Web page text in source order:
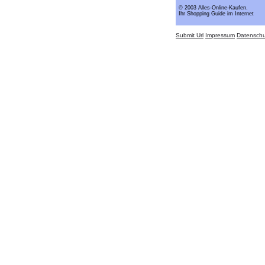
© 2003 Alles-Online-Kaufen.
Ihr Shopping Guide im Internet
Submit Url Impressum